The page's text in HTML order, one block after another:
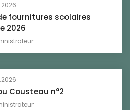
fournitures scolaires
2026
Cousteau n°2